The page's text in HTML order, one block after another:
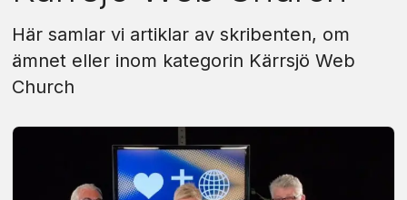
kärrsjö
web
church
Här samlar vi artiklar av skribenten, om
ämnet eller inom kategorin Kärrsjö Web
Church